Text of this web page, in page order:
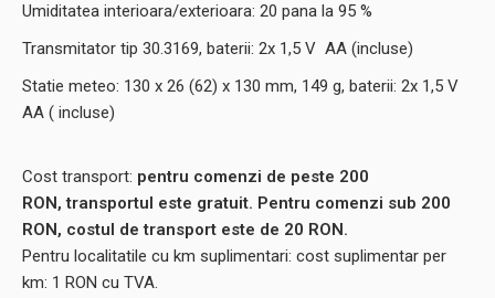
Umiditatea interioara/exterioara: 20 pana la 95 %
Transmitator tip 30.3169, baterii: 2x 1,5 V AA (incluse)
Statie meteo: 130 x 26 (62) x 130 mm, 149 g, baterii: 2x 1,5 V
AA ( incluse)
Cost transport: pentru comenzi de peste 200
RON, transportul este gratuit. Pentru comenzi sub 200
RON, costul de transport este de 20 RON.
Pentru localitatile cu km suplimentari: cost suplimentar per
km: 1 RON cu TVA.